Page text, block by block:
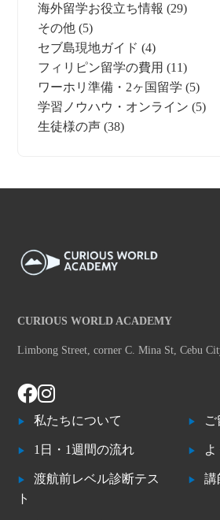
海外留学お役立ち情報 (29)
その他 (5)
セブ島現地ガイド (4)
フィリピン留学の費用 (11)
ワーホリ準備・2ヶ国留学 (5)
学習ノウハウ・オンライン (5)
生徒様の声 (38)
CURIOUS WORLD ACADEMY
Limbong Street, corner C. Mina St, Cebu
私たちについて
1日・1週間の流れ
渡航前レベル診断テス
ト
講